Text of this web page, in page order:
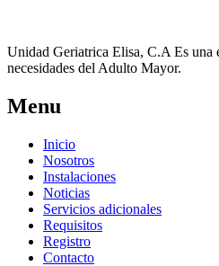
Unidad Geriatrica Elisa, C.A Es una
necesidades del Adulto Mayor.
Menu
Inicio
Nosotros
Instalaciones
Noticias
Servicios adicionales
Requisitos
Registro
Contacto